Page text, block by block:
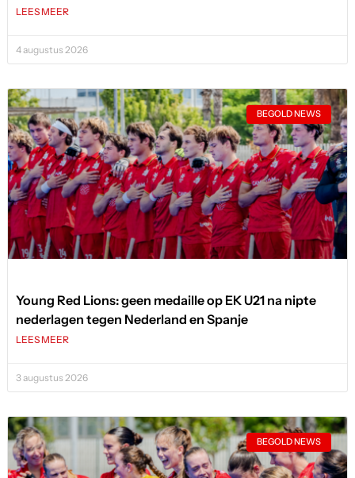
LEES MEER
4 augustus 2026
BEGOLD NEWS
Young Red Lions: geen medaille op EK U21 na nipte
nederlagen tegen Nederland en Spanje
LEES MEER
3 augustus 2026
BEGOLD NEWS